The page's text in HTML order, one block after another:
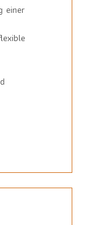
einer